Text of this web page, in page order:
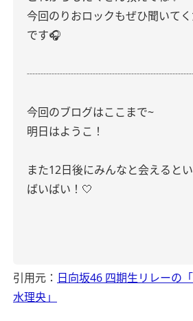
今回のりおロックもぜひ聞いて
です🎧
今回のブログはここまで~
明日はようこ！
また12日後にみんなと会えると
ばいばい！🤍
りお
引用元： 日向坂46 四期生リレーの
水理央」